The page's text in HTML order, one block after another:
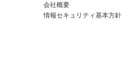
会社概要
情報セキュリティ基本方針